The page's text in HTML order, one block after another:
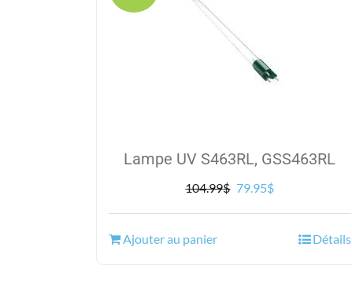
Lampe UV S463RL, GSS463RL
104.99$ Le
79.95$Le
Ajouter au panier Détails